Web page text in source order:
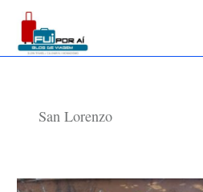
San Lorenzo